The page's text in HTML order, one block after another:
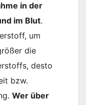
in der
im Blut.
um
die
desto
bzw.
Wer über